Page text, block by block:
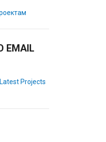
EMAIL
Projects